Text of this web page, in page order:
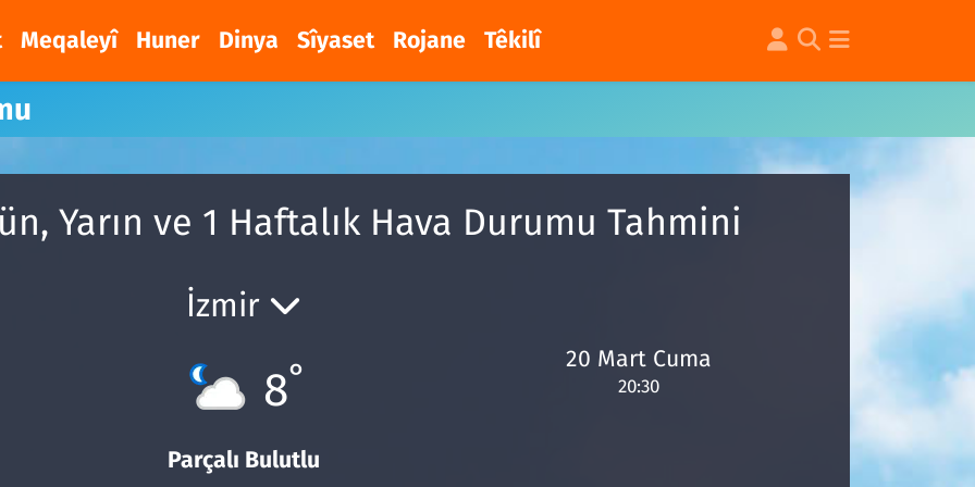
Meqaleyî Huner Dinya Sîyaset Rojane Têkilî
Yarın ve 1 Haftalık Hava Durumu Tahmini
İzmir
8°
Parçalı Bulutlu
20 Mart Cuma
20:30